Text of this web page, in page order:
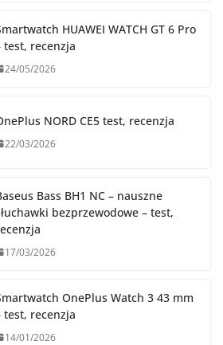
HUAWEI WATCH GT 6 Pro
test, recenzja
24/05/2026
NORD CE5 test, recenzja
22/03/2026
Bass BH1 NC – nauszne
bezprzewodowe – test,
17/03/2026
OnePlus Watch 3 43 mm
test, recenzja
14/01/2026